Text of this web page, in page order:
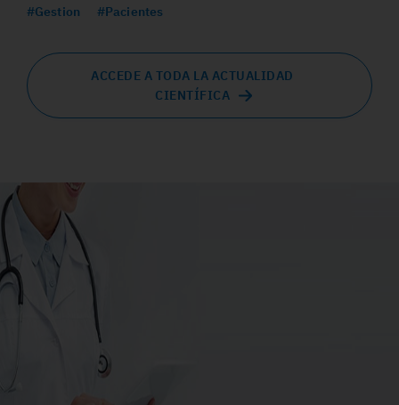
#Gestion
#Pacientes
ACCEDE A TODA LA ACTUALIDAD
CIENTÍFICA